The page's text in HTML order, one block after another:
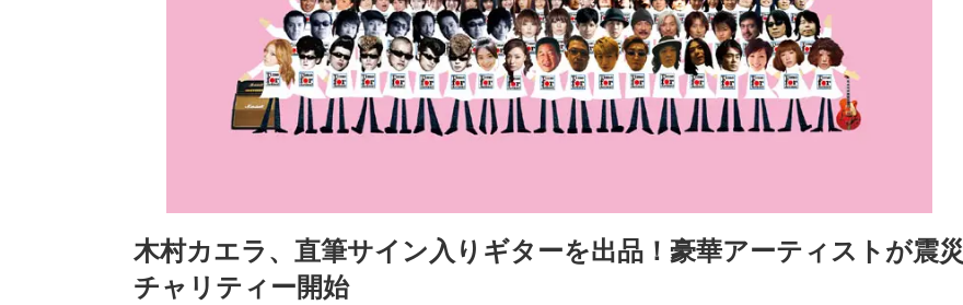
木村カエラ、直筆サイン入りギターを出品！豪華アーティストが震災
チャリティー開始